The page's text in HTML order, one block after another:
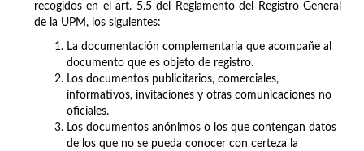
recogidos en el art. 5.5 del Reglamento del Registro General
de la UPM, los siguientes:
La documentación complementaria que acompañe al
documento que es objeto de registro.
Los documentos publicitarios, comerciales,
informativos, invitaciones y otras comunicaciones no
oficiales.
Los documentos anónimos o los que contengan datos
de los que no se pueda conocer con certeza la